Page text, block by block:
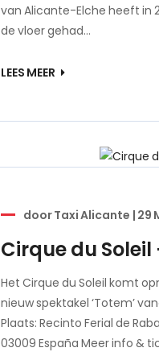
van Alicante-Elche heeft in
de vloer gehad…
LEES MEER
doorTaxi Alicante | 29
Cirque du
Het Cirque du Soleil komt
nieuw spektakel ‘Totem’
Plaats: Recinto Ferial de
03009 España Meer info &